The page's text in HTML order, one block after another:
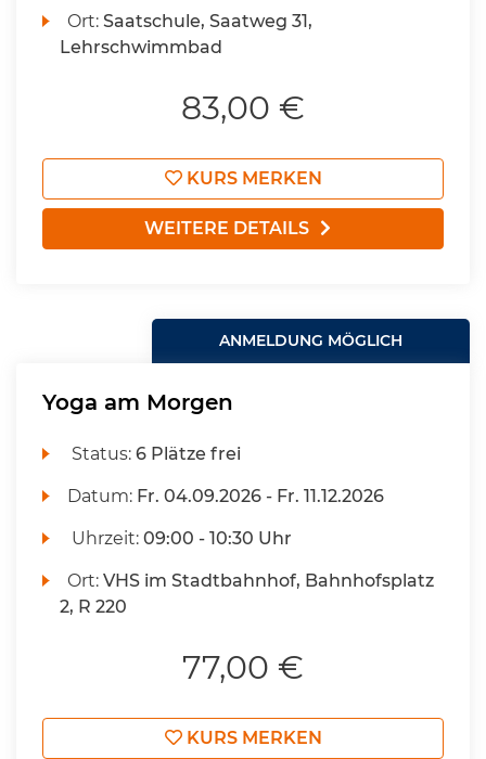
Ort:Saatschule, Saatweg 31,
Lehrschwimmbad
83,00 €
KURS MERKEN
WEITERE DETAILS
ANMELDUNG MÖGLICH
Yoga am Morgen
Status:6 Plätze frei
Datum: Fr. 04.09.2026 - Fr. 11.12.2026
Uhrzeit:09:00 - 10:30 Uhr
Ort:VHS im Stadtbahnhof, Bahnhofsplatz
2, R 220
77,00 €
KURS MERKEN